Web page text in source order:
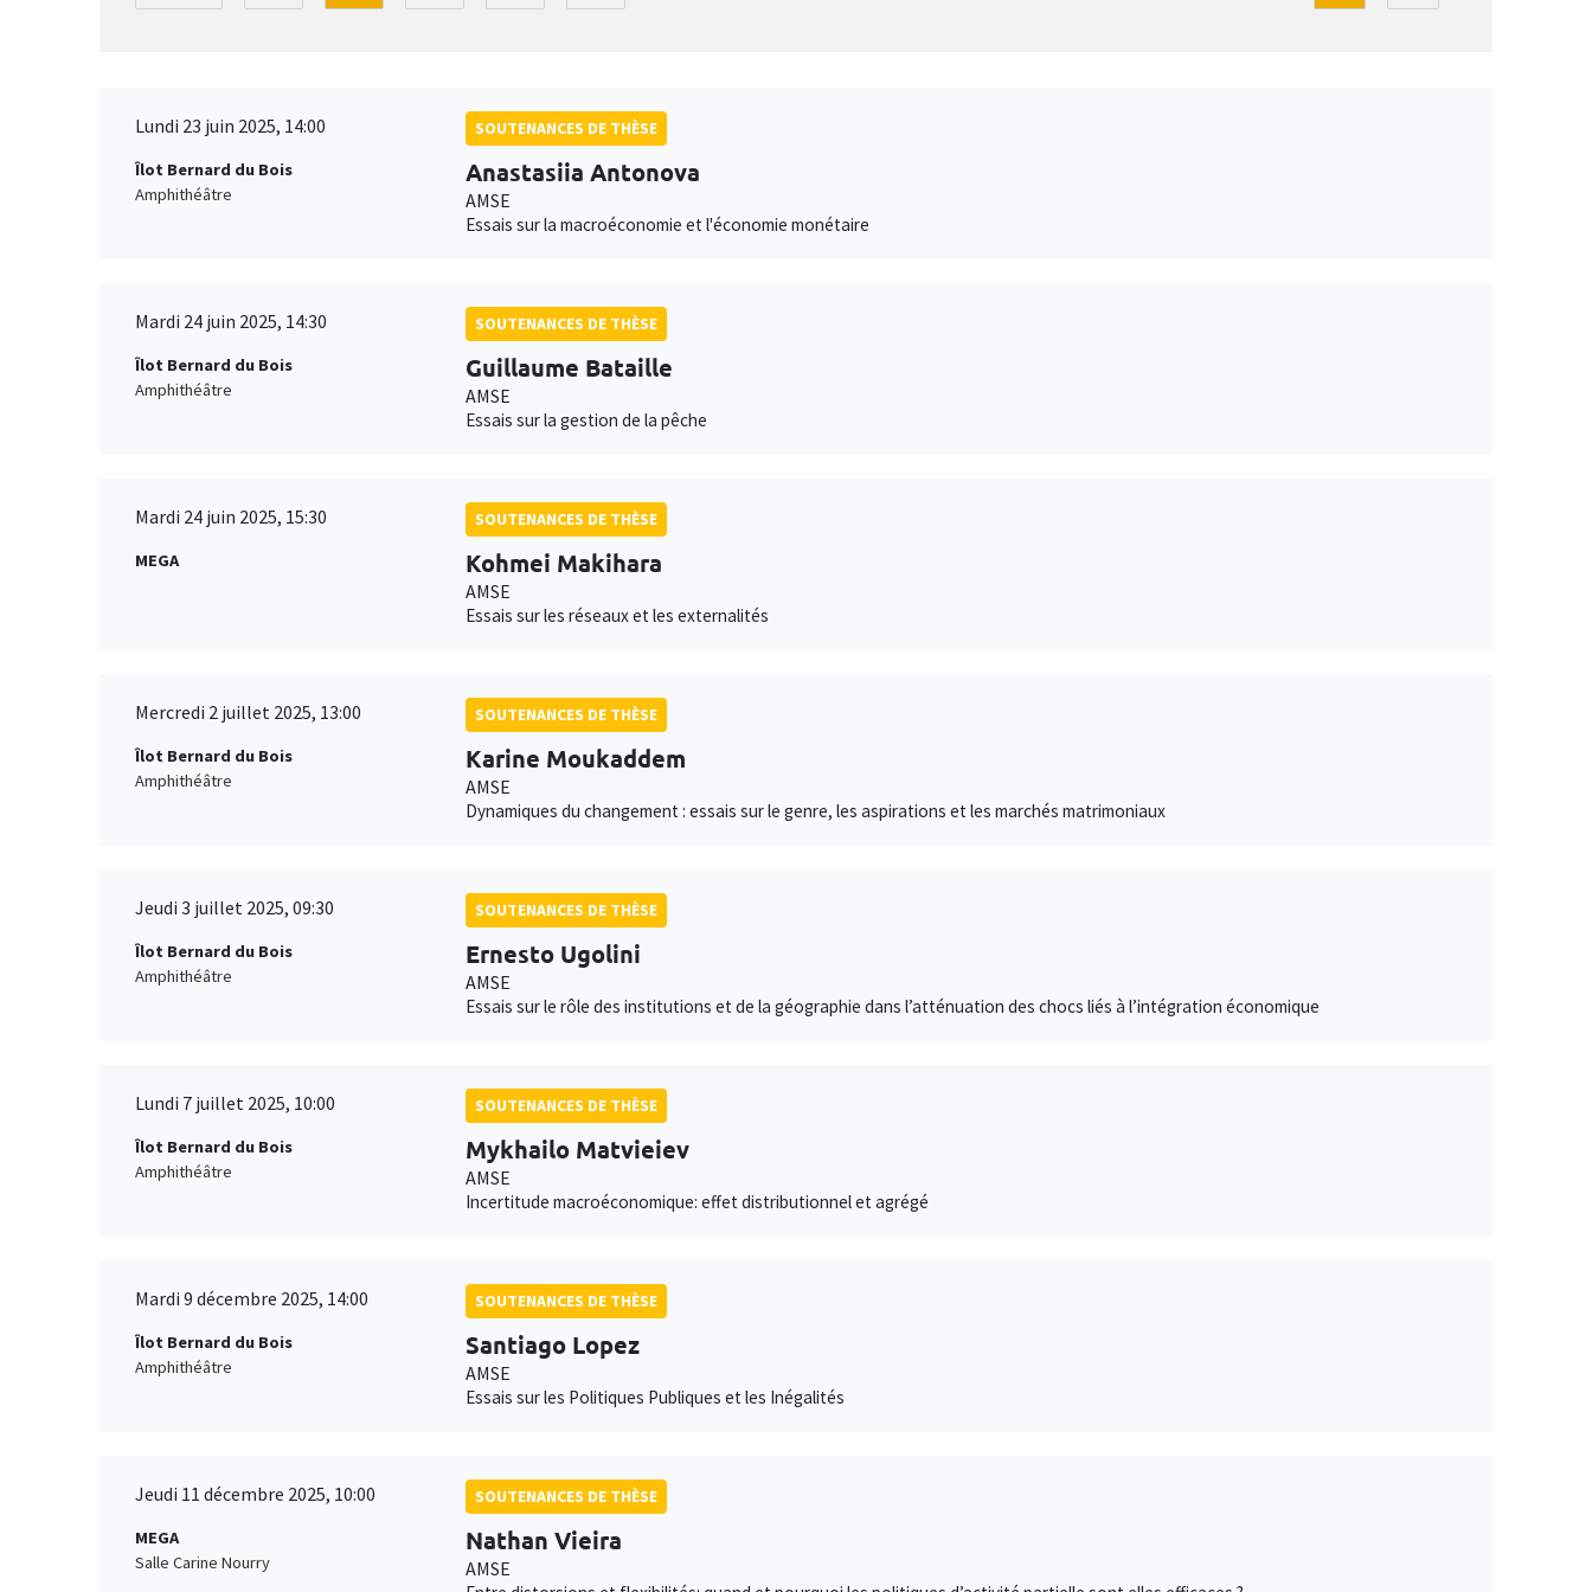
Lundi 23 juin 2025, 14:00
Îlot Bernard du Bois
Amphithéâtre
SOUTENANCES DE THÈSE
Anastasiia Antonova
AMSE
Essais sur la macroéconomie et l'économie monétaire
Mardi 24 juin 2025, 14:30
Îlot Bernard du Bois
Amphithéâtre
SOUTENANCES DE THÈSE
Guillaume Bataille
AMSE
Essais sur la gestion de la pêche
Mardi 24 juin 2025, 15:30
MEGA
SOUTENANCES DE THÈSE
Kohmei Makihara
AMSE
Essais sur les réseaux et les externalités
Mercredi 2 juillet 2025, 13:00
Îlot Bernard du Bois
Amphithéâtre
SOUTENANCES DE THÈSE
Karine Moukaddem
AMSE
Dynamiques du changement : essais sur le genre, les aspirations et les marchés matrimoniaux
Jeudi 3 juillet 2025, 09:30
Îlot Bernard du Bois
Amphithéâtre
SOUTENANCES DE THÈSE
Ernesto Ugolini
AMSE
Essais sur le rôle des institutions et de la géographie dans l’atténuation des chocs liés à l’intégration économique
Lundi 7 juillet 2025, 10:00
Îlot Bernard du Bois
Amphithéâtre
SOUTENANCES DE THÈSE
Mykhailo Matvieiev
AMSE
Incertitude macroéconomique: effet distributionnel et agrégé
Mardi 9 décembre 2025, 14:00
Îlot Bernard du Bois
Amphithéâtre
SOUTENANCES DE THÈSE
Santiago Lopez
AMSE
Essais sur les Politiques Publiques et les Inégalités
Jeudi 11 décembre 2025, 10:00
MEGA
Salle Carine Nourry
SOUTENANCES DE THÈSE
Nathan Vieira
AMSE